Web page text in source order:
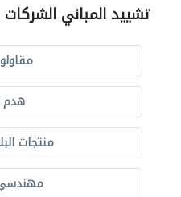
تشييد المباني الشركات
هدم
منتجات
مهندسي